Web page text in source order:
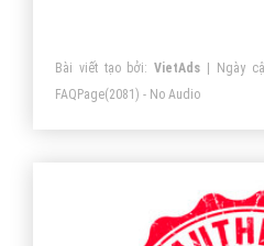
Bài viết tạo bởi:VietAds | Ngày
FAQPage(2081) - No Audio